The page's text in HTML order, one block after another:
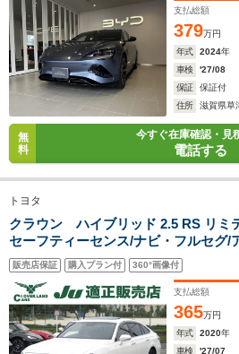
支払総額
379万円
年式
2024年
車検
'27/08
保証
保証付
住所
滋賀県草
無
料
今すぐ在庫確認・見
電話する
トヨタ
クラウン ハイブリッド 2.5 RS リ
セーフティーセンス/ナビ・フルセグ/
ニター/2.0ETC/ドラレコ/アクティブ
ーシート/シートヒーター/パワーシー
ー/LED/18AW
販売店保証 購入プラン付 360°画像付
支払総額
365万円
年式
2020年
車検
'27/07